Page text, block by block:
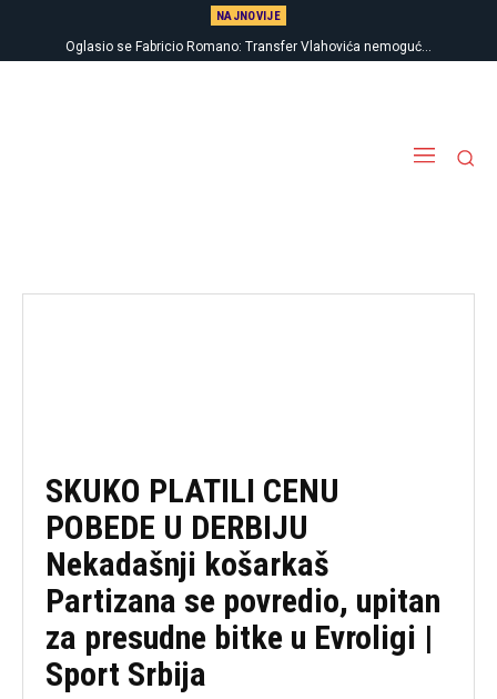
NAJNOVIJE
Oglasio se Fabricio Romano: Transfer Vlahovića nemoguć…
SKUKO PLATILI CENU
POBEDE U DERBIJU
Nekadašnji košarkaš
Partizana se povredio, upitan
za presudne bitke u Evroligi |
Sport Srbija